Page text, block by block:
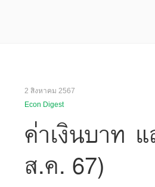
2 สิงหาคม 2567
Econ Digest
ค่าเงินบาท
ส.ค. 67)